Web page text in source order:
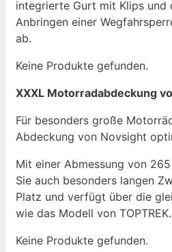
integrierte Gurt mit Klips und
Anbringen einer
ab.
Keine Produkte gefunden.
XXXL Motorradabdeckung
Für besonders große
Abdeckung von Novsight
Mit einer Abmessung von
Sie auch besonders langen
Platz und verfügt über die
wie das Modell von TOPTREK.
Keine Produkte gefunden.